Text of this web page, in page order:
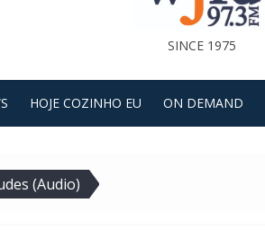
SINCE 1975
HOJE COZINHO EU ON DEMAND
(Audio)